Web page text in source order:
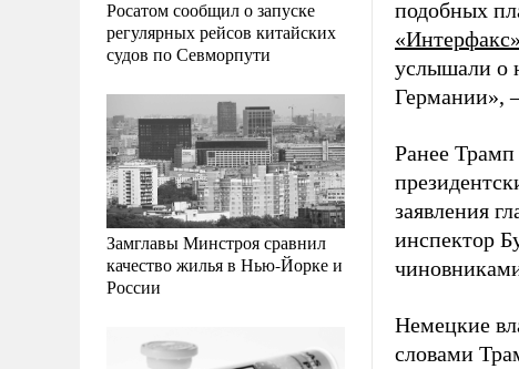
Росатом сообщил о запуске
регулярных рейсов китайских
судов по Севморпути
Замглавы Минстроя сравнил
качество жилья в Нью-Йорке и
России
подобных
«Интерфакс»
услышали о
Германии»,
Ранее
заявления
инспектор
Немецкие
словами